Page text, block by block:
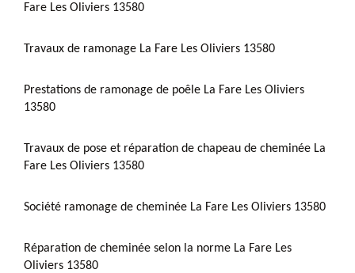
Fare Les Oliviers 13580
Travaux de ramonage La Fare Les Oliviers 13580
Prestations de ramonage de poêle La Fare Les Oliviers
13580
Travaux de pose et réparation de chapeau de cheminée La
Fare Les Oliviers 13580
Société ramonage de cheminée La Fare Les Oliviers 13580
Réparation de cheminée selon la norme La Fare Les
Oliviers 13580